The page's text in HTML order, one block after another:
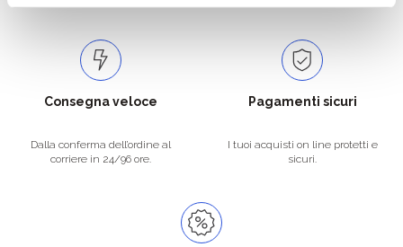
Consegna veloce
Dalla conferma dell’ordine al
corriere in 24/96 ore.
Pagamenti sicuri
I tuoi acquisti on line protetti e
sicuri.